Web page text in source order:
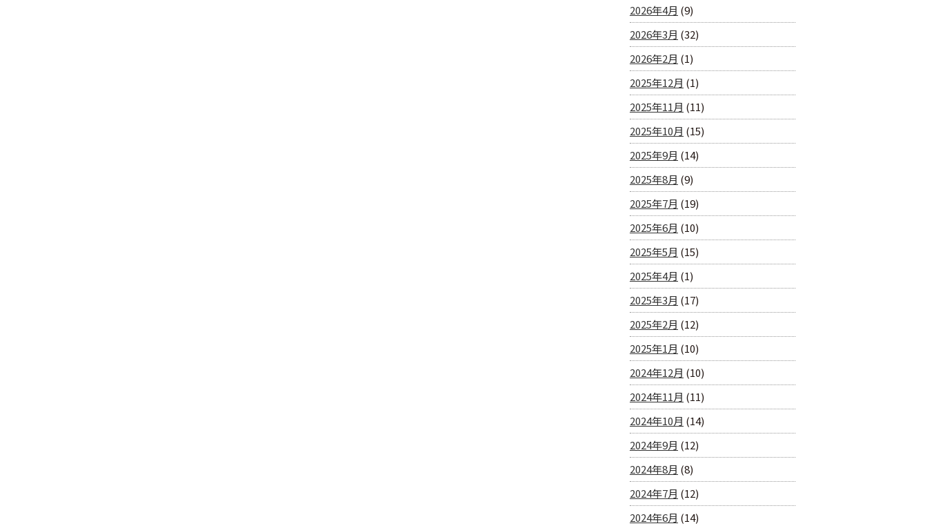
2026年4月 (9)
2026年3月 (32)
2026年2月 (1)
2025年12月 (1)
2025年11月 (11)
2025年10月 (15)
2025年9月 (14)
2025年8月 (9)
2025年7月 (19)
2025年6月 (10)
2025年5月 (15)
2025年4月 (1)
2025年3月 (17)
2025年2月 (12)
2025年1月 (10)
2024年12月 (10)
2024年11月 (11)
2024年10月 (14)
2024年9月 (12)
2024年8月 (8)
2024年7月 (12)
2024年6月 (14)